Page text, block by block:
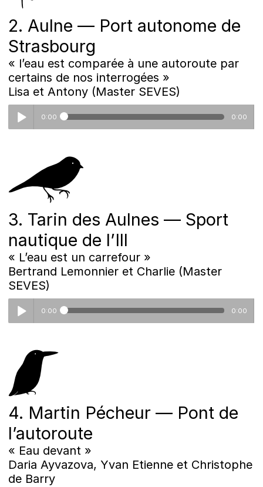
2. Aulne — Port autonome de
Strasbourg
« l’eau est comparée à une autoroute par
certains de nos interrogées »
Lisa et Antony (Master SEVES)
0:00 0:00
3. Tarin des Aulnes — Sport
nautique de l’Ill
« L’eau est un carrefour »
Bertrand Lemonnier et Charlie (Master
SEVES)
0:00 0:00
4. Martin Pécheur — Pont de
l’autoroute
« Eau devant »
Daria Ayvazova, Yvan Etienne et Christophe
de Barry